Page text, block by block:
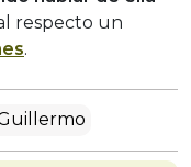
respecto un
.